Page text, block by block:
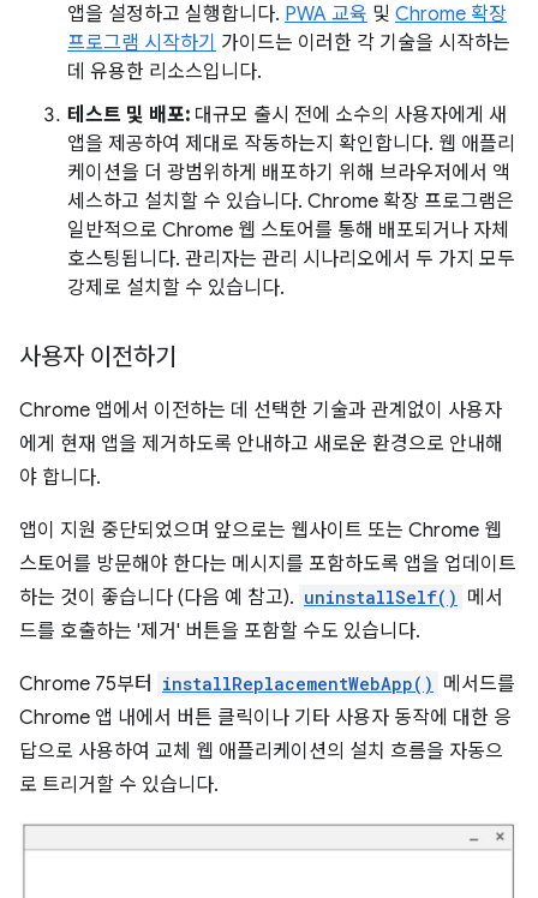
앱을 설정하고 실행합니다. PWA 교육 및 Chrome 확장
프로그램 시작하기 가이드는 이러한 각 기술을 시작하는
데 유용한 리소스입니다.
테스트 및 배포: 대규모 출시 전에 소수의 사용자에게 새
앱을 제공하여 제대로 작동하는지 확인합니다. 웹 애플리
케이션을 더 광범위하게 배포하기 위해 브라우저에서 액
세스하고 설치할 수 있습니다. Chrome 확장 프로그램은
일반적으로 Chrome 웹 스토어를 통해 배포되거나 자체
호스팅됩니다. 관리자는 관리 시나리오에서 두 가지 모두
강제로 설치할 수 있습니다.
사용자 이전하기
Chrome 앱에서 이전하는 데 선택한 기술과 관계없이 사용자
에게 현재 앱을 제거하도록 안내하고 새로운 환경으로 안내해
야 합니다.
앱이 지원 중단되었으며 앞으로는 웹사이트 또는 Chrome 웹
스토어를 방문해야 한다는 메시지를 포함하도록 앱을 업데이트
하는 것이 좋습니다 (다음 예 참고). uninstallSelf() 메서
드를 호출하는 '제거' 버튼을 포함할 수도 있습니다.
Chrome 75부터 installReplacementWebApp() 메서드를
Chrome 앱 내에서 버튼 클릭이나 기타 사용자 동작에 대한 응
답으로 사용하여 교체 웹 애플리케이션의 설치 흐름을 자동으
로 트리거할 수 있습니다.